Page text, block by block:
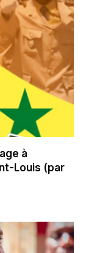
à
Louis (par